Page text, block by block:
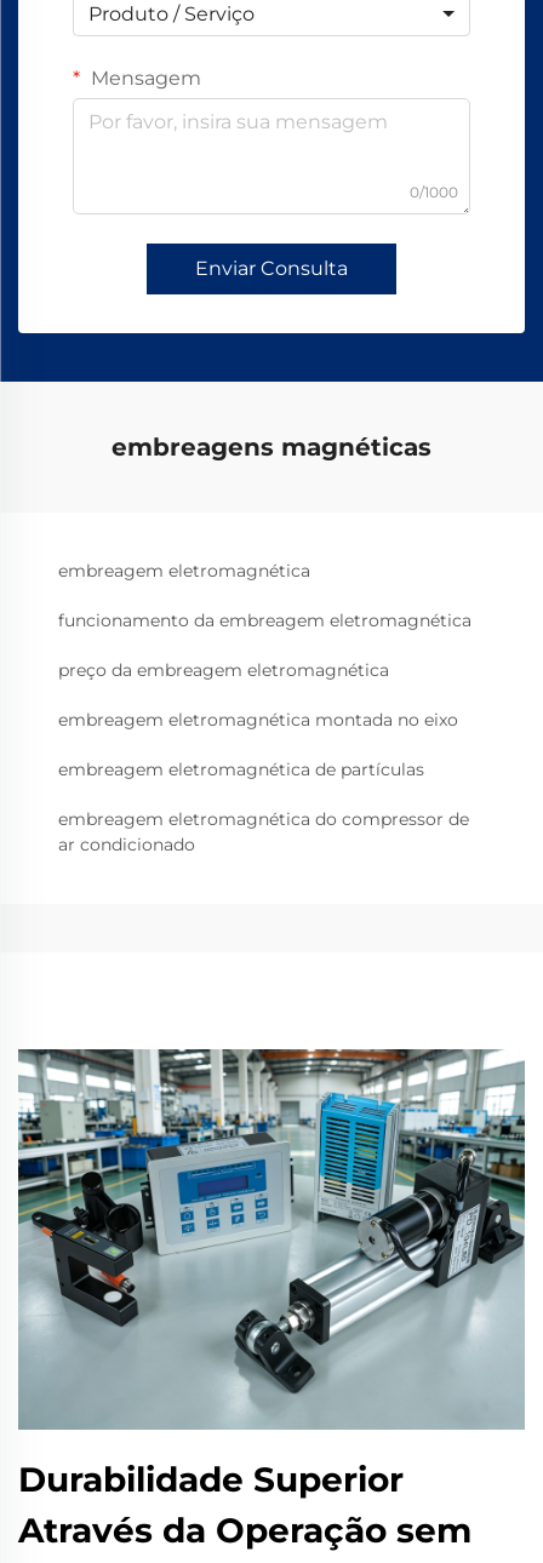
Produto / Serviço
Mensagem
0/1000
Enviar Consulta
embreagens magnéticas
embreagem eletromagnética
funcionamento da embreagem eletromagnética
preço da embreagem eletromagnética
embreagem eletromagnética montada no eixo
embreagem eletromagnética de partículas
embreagem eletromagnética do compressor de
ar condicionado
Durabilidade Superior
Através da Operação sem